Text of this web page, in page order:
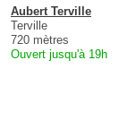
Aubert Terville
Terville
720 mètres
Ouvert jusqu'à 19h